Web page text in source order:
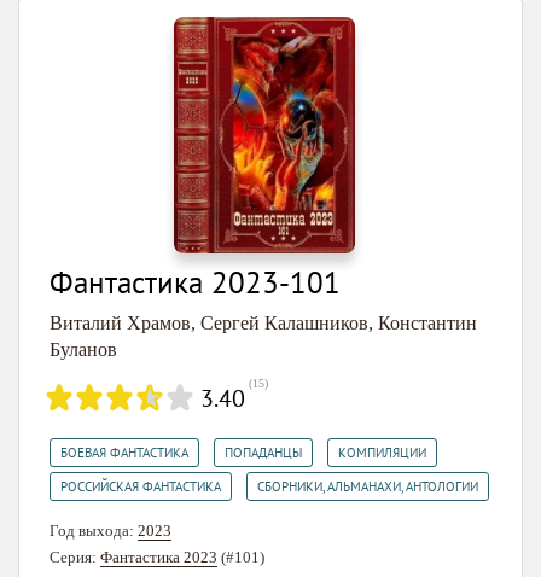
Фантастика 2023-101
Виталий Храмов, Сергей Калашников, Константин
Буланов
3.40 (15)
БОЕВАЯ ФАНТАСТИКА ПОПАДАНЦЫ КОМПИЛЯЦИИ
РОССИЙСКАЯ ФАНТАСТИКА СБОРНИКИ, АЛЬМАНАХИ, АНТОЛОГИИ
Год выхода: 2023
Серия: Фантастика 2023 (#101)